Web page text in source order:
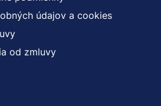
údajov a cookies
od zmluvy